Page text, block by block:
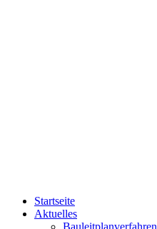
Startseite
Aktuelles
Bauleitplanverfahren